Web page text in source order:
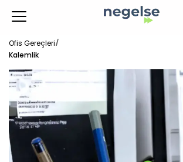
Ofis Gereçleri
Kalemlik